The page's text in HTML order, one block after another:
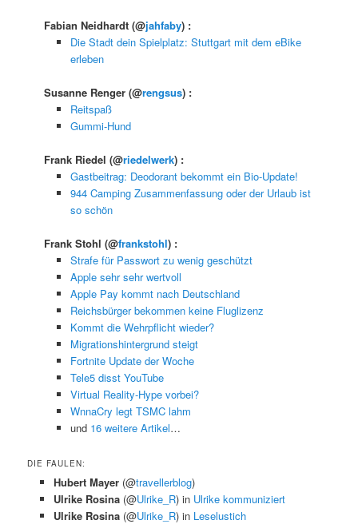
Fabian Neidhardt(@jahfaby) :
Die Stadt dein Spielplatz: Stuttgart mit dem eBike
erleben
Susanne Renger(@rengsus) :
Reitspaß
Gummi-Hund
Frank Riedel(@riedelwerk) :
Gastbeitrag: Deodorant bekommt ein Bio-Update!
944 Camping Zusammenfassung oder der Urlaub ist
so schön
Frank Stohl(@frankstohl) :
Strafe für Passwort zu wenig geschützt
Apple sehr sehr wertvoll
Apple Pay kommt nach Deutschland
Reichsbürger bekommen keine Fluglizenz
Kommt die Wehrpflicht wieder?
Migrationshintergrund steigt
Fortnite Update der Woche
Tele5 disst YouTube
Virtual Reality-Hype vorbei?
WnnaCry legt TSMC lahm
und 16 weitere Artikel…
DIE FAULEN:
Hubert Mayer (@travellerblog)
Ulrike Rosina (@Ulrike_R) in Ulrike kommuniziert
Ulrike Rosina (@Ulrike_R) in Leselustich